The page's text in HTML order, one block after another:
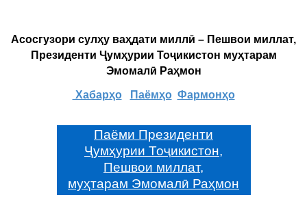
Асосгузори сулҳу ваҳдати миллӣ – Пешвои миллат,
Президенти Ҷумҳурии Тоҷикистон муҳтарам
Эмомалӣ Раҳмон
Хабарҳо Паёмҳо Фармонҳо
Паёми Президенти
Ҷумҳурии Тоҷикистон,
Пешвои миллат,
муҳтарам Эмомалӣ Раҳмон